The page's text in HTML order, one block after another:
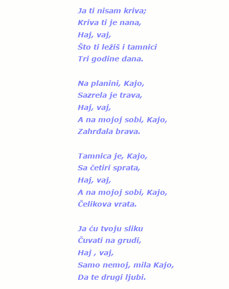
Ja ti nisam kriva;
Kriva ti je nana,
Haj, vaj,
Što ti ležiš i tamnici
Tri godine dana.
Na planini, Kajo,
Sazrela je trava,
Haj, vaj,
A na mojoj sobi, Kajo,
Zahrđala brava.
Tamnica je, Kajo,
Sa četiri sprata,
Haj, vaj,
A na mojoj sobi, Kajo,
Čelikova vrata.
Ja ću tvoju sliku
Čuvati na grudi,
Haj , vaj,
Samo nemoj, mila Kajo,
Da te drugi ljubi.